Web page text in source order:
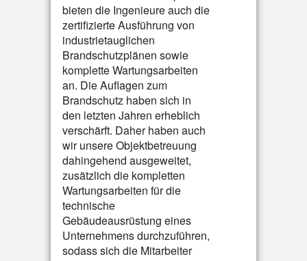
bieten die Ingenieure auch die
zertifizierte Ausführung von
industrietauglichen
Brandschutzplänen sowie
komplette Wartungsarbeiten
an. Die Auflagen zum
Brandschutz haben sich in
den letzten Jahren erheblich
verschärft. Daher haben auch
wir unsere Objektbetreuung
dahingehend ausgeweitet,
zusätzlich die kompletten
Wartungsarbeiten für die
technische
Gebäudeausrüstung eines
Unternehmens durchzuführen,
sodass sich die Mitarbeiter